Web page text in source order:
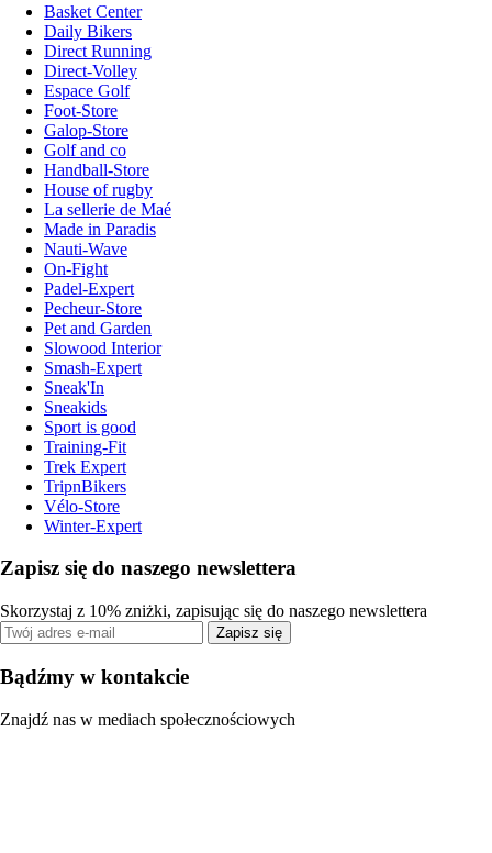
Basket Center
Daily Bikers
Direct Running
Direct-Volley
Espace Golf
Foot-Store
Galop-Store
Golf and co
Handball-Store
House of rugby
La sellerie de Maé
Made in Paradis
Nauti-Wave
On-Fight
Padel-Expert
Pecheur-Store
Pet and Garden
Slowood Interior
Smash-Expert
Sneak'In
Sneakids
Sport is good
Training-Fit
Trek Expert
TripnBikers
Vélo-Store
Winter-Expert
Zapisz się do naszego newslettera
Skorzystaj z 10% zniżki, zapisując się do naszego newslettera
Zapisz się
Bądźmy w kontakcie
Znajdź nas w mediach społecznościowych